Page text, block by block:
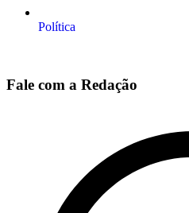
Política
Fale com a Redação